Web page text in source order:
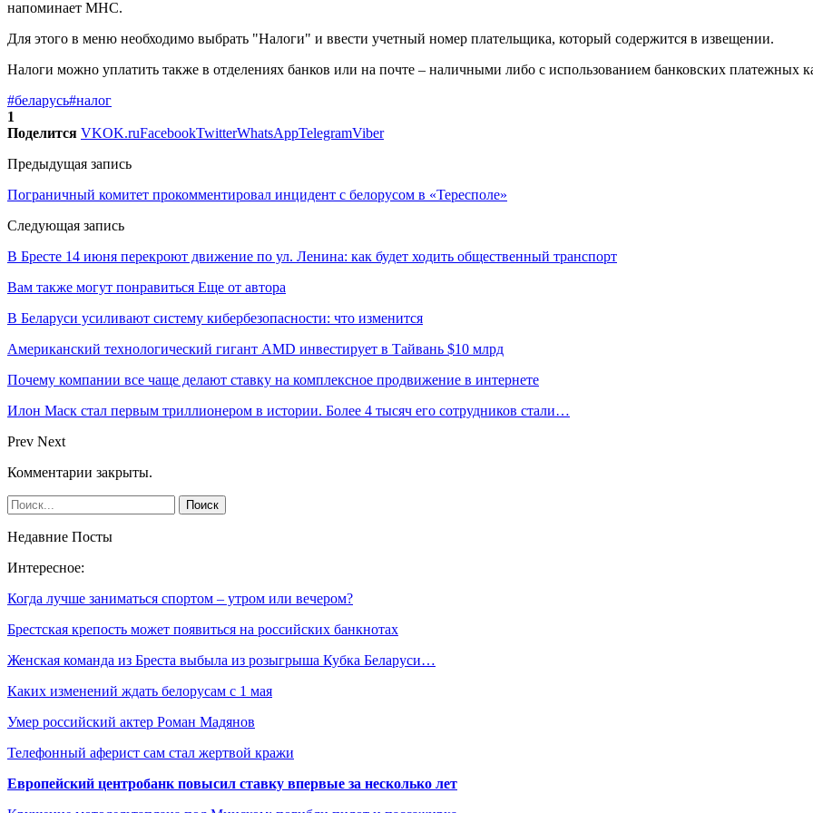
напоминает МНС.
Для этого в меню необходимо выбрать "Налоги" и ввести учетный номер плательщика, который содержится в извещении.
Налоги можно уплатить также в отделениях банков или на почте – наличными либо с использованием банковских платежных
#беларусь#налог
1
Поделится VKOK.ruFacebookTwitterWhatsAppTelegramViber
Предыдущая запись
Пограничный комитет прокомментировал инцидент с белорусом в «Тересполе»
Следующая запись
В Бресте 14 июня перекроют движение по ул. Ленина: как будет ходить общественный транспорт
Вам также могут понравиться Еще от автора
В Беларуси усиливают систему кибербезопасности: что изменится
Американский технологический гигант AMD инвестирует в Тайвань $10 млрд
Почему компании все чаще делают ставку на комплексное продвижение в интернете
Илон Маск стал первым триллионером в истории. Более 4 тысяч его сотрудников стали…
Prev Next
Комментарии закрыты.
Недавние Посты
Интересное:
Когда лучше заниматься спортом – утром или вечером?
Брестская крепость может появиться на российских банкнотах
Женская команда из Бреста выбыла из розыгрыша Кубка Беларуси…
Каких изменений ждать белорусам с 1 мая
Умер российский актер Роман Мадянов
Телефонный аферист сам стал жертвой кражи
Европейский центробанк повысил ставку впервые за несколько лет